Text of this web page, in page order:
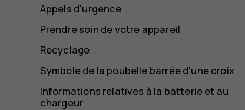
Appels d'urgence
Prendre soin de votre appareil
Recyclage
Symbole de la poubelle barrée d'une croix
Informations relatives à la batterie et au
chargeur